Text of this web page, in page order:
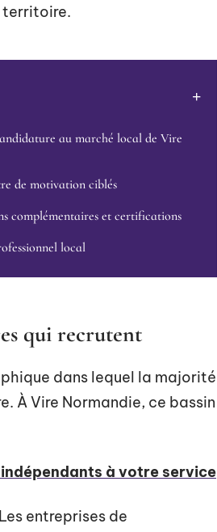
territoire.
au marché local de Vire
de motivation ciblés
complémentaires et certifications
local
qui recrutent
dans lequel la majorité
À Vire Normandie, ce bassin
à votre service
entreprises de